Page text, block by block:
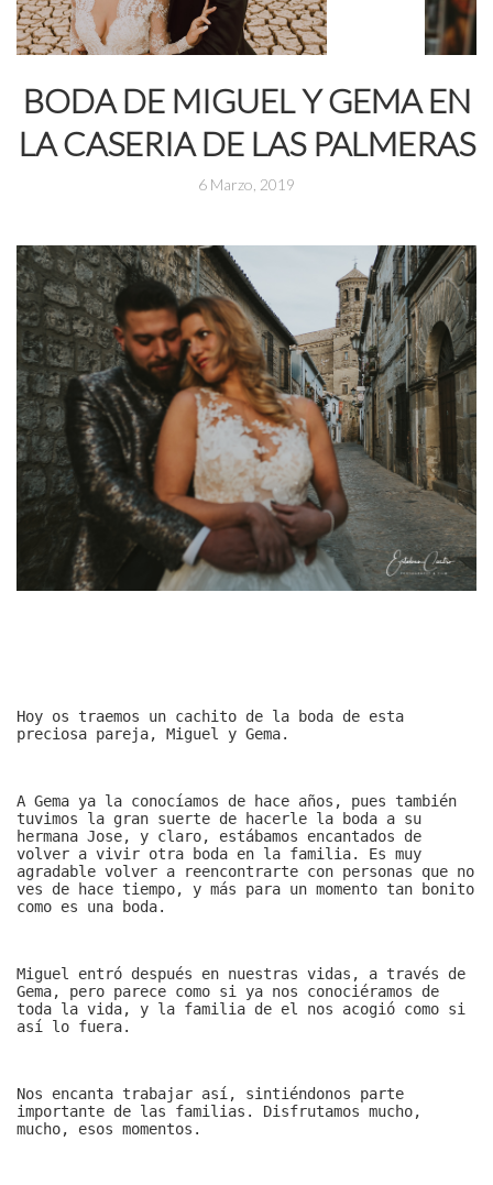
BODA DE MIGUEL Y GEMA EN
LA CASERIA DE LAS PALMERAS
6 Marzo, 2019
Hoy os traemos un cachito de la boda de esta
preciosa pareja, Miguel y Gema.
A Gema ya la conocíamos de hace años, pues también
tuvimos la gran suerte de hacerle la boda a su
hermana Jose, y claro, estábamos encantados de
volver a vivir otra boda en la familia. Es muy
agradable volver a reencontrarte con personas que no
ves de hace tiempo, y más para un momento tan bonito
como es una boda.
Miguel entró después en nuestras vidas, a través de
Gema, pero parece como si ya nos conociéramos de
toda la vida, y la familia de el nos acogió como si
así lo fuera.
Nos encanta trabajar así, sintiéndonos parte
importante de las familias. Disfrutamos mucho,
mucho, esos momentos.